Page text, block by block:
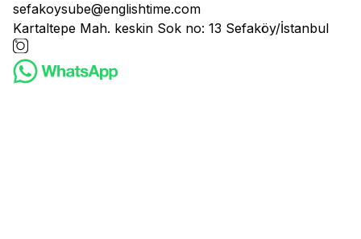
sefakoysube@englishtime.com
Kartaltepe Mah. keskin Sok no: 13 Sefaköy/İstanbul